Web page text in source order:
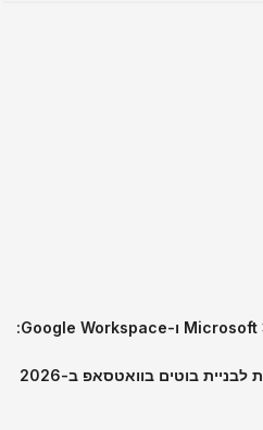
גיבוי תיבות מייל ב-Microsoft 365 ו-Google Workspace: